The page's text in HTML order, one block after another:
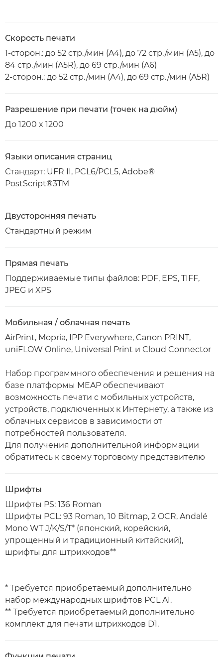
Скорость печати
1-сторон.: до 52 стр./мин (A4), до 72 стр./мин (A5), до
84 стр./мин (A5R), до 69 стр./мин (A6)
2-сторон.: до 52 стр./мин (A4), до 69 стр./мин (A5R)
Разрешение при печати (точек на дюйм)
До 1200 x 1200
Языки описания страниц
Стандарт: UFR II, PCL6/PCL5, Adobe®
PostScript®3TM
Двусторонняя печать
Стандартный режим
Прямая печать
Поддерживаемые типы файлов: PDF, EPS, TIFF,
JPEG и XPS
Мобильная / облачная печать
AirPrint, Mopria, IPP Everywhere, Canon PRINT,
uniFLOW Online, Universal Print и Cloud Connector
Набор программного обеспечения и решения на
базе платформы MEAP обеспечивают
возможность печати с мобильных устройств,
устройств, подключенных к Интернету, а также из
облачных сервисов в зависимости от
потребностей пользователя.
Для получения дополнительной информации
обратитесь к своему торговому представителю
Шрифты
Шрифты PS: 136 Roman
Шрифты PCL: 93 Roman, 10 Bitmap, 2 OCR, Andalé
Mono WT J/K/S/T* (японский, корейский,
упрощенный и традиционный китайский),
шрифты для штрихкодов**
* Требуется приобретаемый дополнительно
набор международных шрифтов PCL A1.
** Требуется приобретаемый дополнительно
комплект для печати штрихкодов D1.